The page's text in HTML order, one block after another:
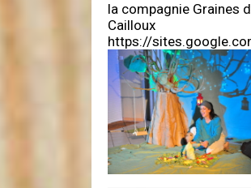
la compagnie Graines
Cailloux
https://